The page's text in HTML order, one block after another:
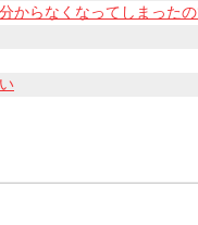
からなくなってしまった